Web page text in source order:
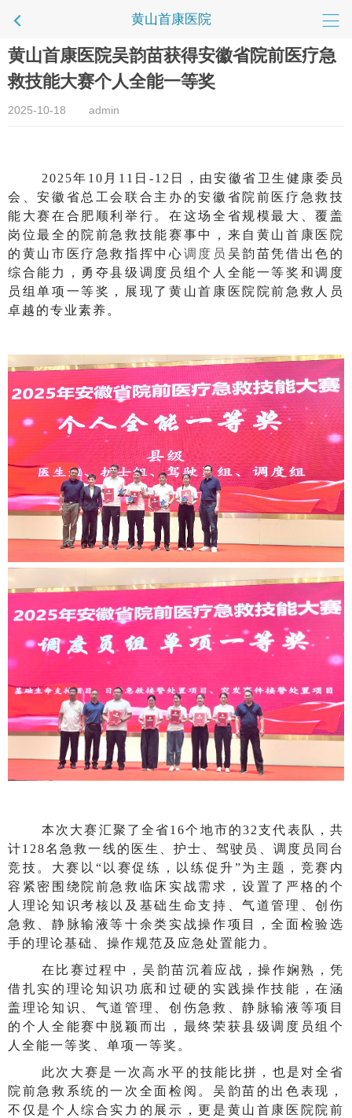
黄山首康医院
黄山首康医院吴韵苗获得安徽省院前医疗急
救技能大赛个人全能一等奖
2025-10-18 admin
2025年10月11日-12日，由安徽省卫生健康委员
会、安徽省总工会联合主办的安徽省院前医疗急救技
能大赛在合肥顺利举行。 在这场全省规模最大、覆盖
岗位最全的院前急救技能赛事中，来自黄山首康医院
的黄山市医疗急救指挥中心调度员 吴韵苗凭借出色的
综合能力，勇夺县级调度员组个人全能一等奖和调度
员组单项一等奖，展现了黄山首康医院院前急救人员
卓越的专业素养。
本次大赛汇聚了全省16个地市的32支代表队，共
计128名急救一线的医生、护士、驾驶员、调度员同台
竞技。大赛以“以赛促练，以练促升”为主题，竞赛内
容紧密围绕院前急救临床实战需求，设置了严格的个
人理论知识考核以及基础生命支持、气道管理、创伤
急救、静脉输液等十余类实战操作项目，全面检验选
手的理论基础、操作规范及应急处置能力。
在比赛过程中，吴韵苗沉着应战，操作娴熟，凭
借扎实的理论知识功底和过硬的实践操作技能，在涵
盖理论知识、气道管理、创伤急救、静脉输液等项目
的个人全能赛中脱颖而出，最终荣获县级调度员组个
人全能一等奖、单项一等奖。
此次大赛是一次高水平的技能比拼，也是对全省
院前急救系统的一次全面检阅。吴韵苗的出色表现，
不仅是个人综合实力的展示，更是黄山首康医院院前